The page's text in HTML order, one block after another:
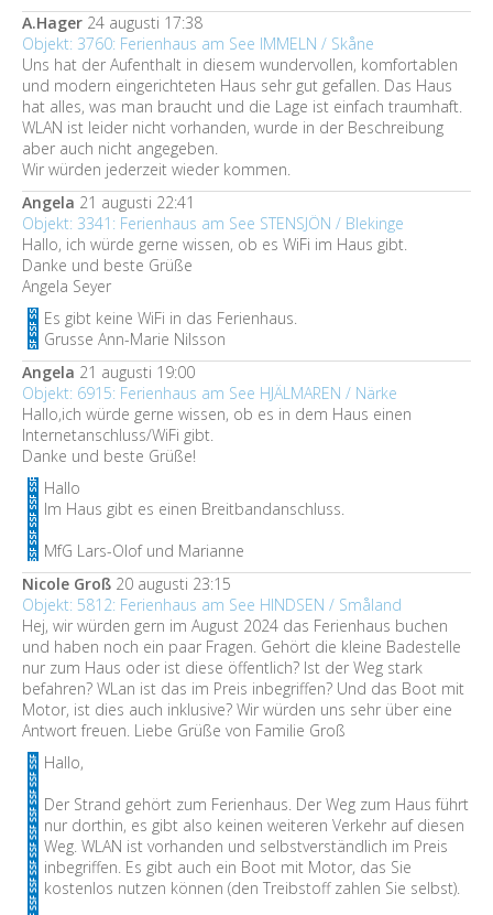
A.Hager 24 augusti 17:38
Objekt: 3760: Ferienhaus am See IMMELN / Skåne
Uns hat der Aufenthalt in diesem wundervollen, komfortablen
und modern eingerichteten Haus sehr gut gefallen. Das Haus
hat alles, was man braucht und die Lage ist einfach traumhaft.
WLAN ist leider nicht vorhanden, wurde in der Beschreibung
aber auch nicht angegeben.
Wir würden jederzeit wieder kommen.
Angela 21 augusti 22:41
Objekt: 3341: Ferienhaus am See STENSJÖN / Blekinge
Hallo, ich würde gerne wissen, ob es WiFi im Haus gibt.
Danke und beste Grüße
Angela Seyer
Es gibt keine WiFi in das Ferienhaus.
Grusse Ann-Marie Nilsson
Angela 21 augusti 19:00
Objekt: 6915: Ferienhaus am See HJÄLMAREN / Närke
Hallo,ich würde gerne wissen, ob es in dem Haus einen
Internetanschluss/WiFi gibt.
Danke und beste Grüße!
Hallo
Im Haus gibt es einen Breitbandanschluss.
MfG Lars-Olof und Marianne
Nicole Groß 20 augusti 23:15
Objekt: 5812: Ferienhaus am See HINDSEN / Småland
Hej, wir würden gern im August 2024 das Ferienhaus buchen
und haben noch ein paar Fragen. Gehört die kleine Badestelle
nur zum Haus oder ist diese öffentlich? Ist der Weg stark
befahren? WLan ist das im Preis inbegriffen? Und das Boot mit
Motor, ist dies auch inklusive? Wir würden uns sehr über eine
Antwort freuen. Liebe Grüße von Familie Groß
Hallo,
Der Strand gehört zum Ferienhaus. Der Weg zum Haus führt
nur dorthin, es gibt also keinen weiteren Verkehr auf diesen
Weg. WLAN ist vorhanden und selbstverständlich im Preis
inbegriffen. Es gibt auch ein Boot mit Motor, das Sie
kostenlos nutzen können (den Treibstoff zahlen Sie selbst).